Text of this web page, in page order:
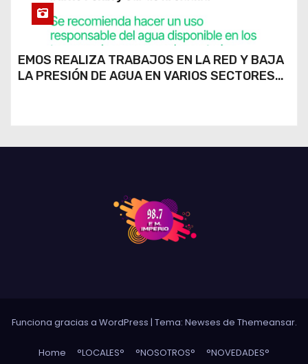
EMOS REALIZA TRABAJOS EN LA RED Y BAJA
LA PRESIÓN DE AGUA EN VARIOS SECTORES
Funciona gracias a WordPress | Tema: Newses de Themeansar.
Home °LOCALES° °NOSOTROS° °NOVEDADES°